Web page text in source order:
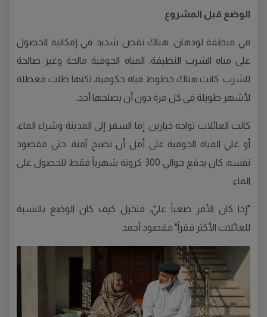
الوضع قبل المشروع
في منطقة لودهان، هناك نقص شديد في إمكانية الحصول
على مياه الشرب النظيفة. المياه الجوفية مالحة وغير صالحة
للشرب. كانت هناك خطوط مياه حكومية، لكنها ظلت معطلة
لأشهر طويلة في كل مرة دون أن يصلحها أحد.
كانت العائلات تواجه خيارين: إما السفر إلى المدينة وشراء الماء،
أو غلي المياه الجوفية على أمل أن تصبح آمنة. حتى مقصود
نفسه، كان يدفع حوالي 300 كرونة شهرياً فقط للحصول على
الماء.
"إذا كان الأمر صعباً عليّ، فتخيل كيف كان الوضع بالنسبة
للعائلات الأكثر فقراً" مقصود أحمد